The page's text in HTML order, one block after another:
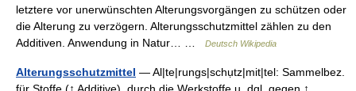
letztere vor unerwünschten Alterungsvorgängen zu schützen oder
die Alterung zu verzögern. Alterungsschutzmittel zählen zu den
Additiven. Anwendung in Natur… …
Deutsch Wikipedia
Alterungsschutzmittel — Al|te|rungs|schụtz|mit|tel: Sammelbez.